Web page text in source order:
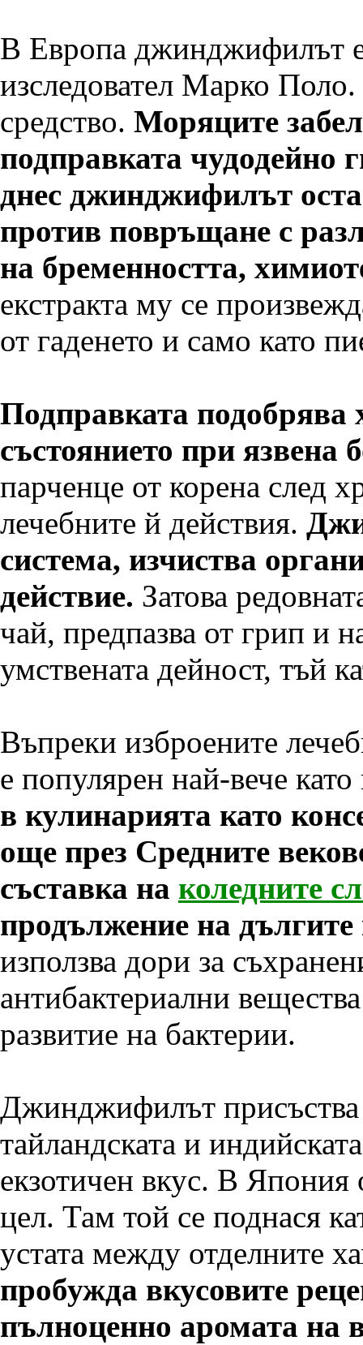
В Европа джинджифилът е
изследовател Марко Поло.
средство. Моряците
подправката чудодейно
днес джинджифилът
против повръщане с
на бременността,
екстракта му се
от гаденето и само като
Подправката подобрява
състоянието при язвена
парченце от корена след
лечебните й действия.
система, изчиства
действие. Затова
чай, предпазва от грип и
умствената дейност, тъй
Въпреки изброените
е популярен най-вече
в кулинарията като
още през Средните
съставка на коледните
продължение на
използва дори за
антибактериални
развитие на бактерии.
Джинджифилът присъства
тайландската и
екзотичен вкус. В Япония
цел. Там той се поднася
устата между отделните
пробужда вкусовите
пълноценно аромата на